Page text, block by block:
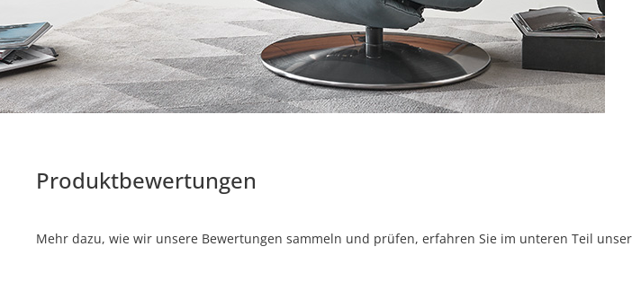
Produktbewertungen
Mehr dazu, wie wir unsere Bewertungen sammeln und prüfen, erfahren Sie im unteren Teil